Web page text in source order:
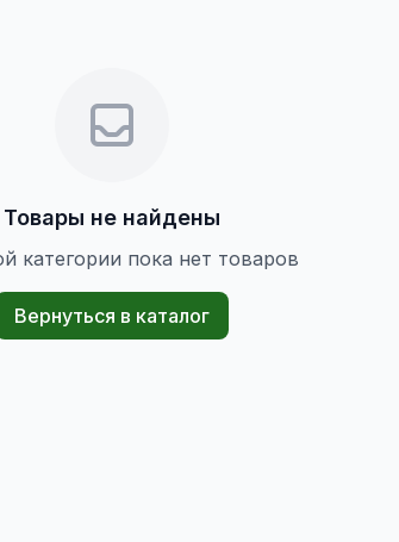
Товары не найдены
категории пока нет товаров
Вернуться в каталог